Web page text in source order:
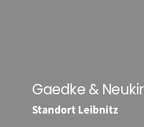
Gaedke &
Standort Leibnitz